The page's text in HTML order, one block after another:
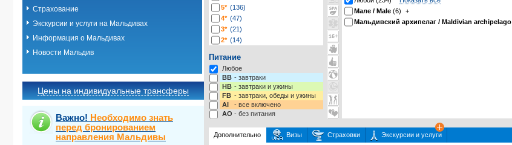
Страхование
Экскурсии и услуги на Мальдивах
Информация о Мальдивах
Новости Мальдив
Цены на индивидуальные трансферы
Важно! Необходимо знать
перед бронированием
направления Мальдивы
5* (136)
4* (47)
3* (21)
2* (14)
Питание
Любое
BB - завтраки
HB - завтраки и ужины
FB - завтраки, обеды и ужины
AI
- все включено
AO - без питания
Мале / Male (6)
+
Мальдивский архипелаг / Maldivian archipelago
Дополнительно Визы Страховки Экскурсии и услуги